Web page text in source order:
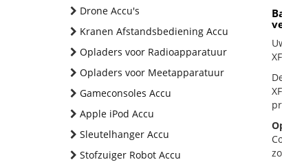
Drone Accu's
Kranen Afstandsbediening Accu
Opladers voor Radioapparatuur
Opladers voor Meetapparatuur
Gameconsoles Accu
Apple iPod Accu
Sleutelhanger Accu
Stofzuiger Robot Accu